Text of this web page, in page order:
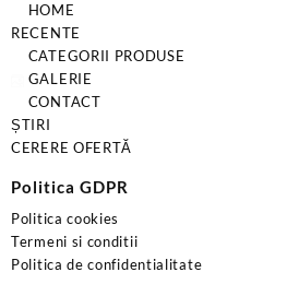
HOME
RECENTE
CATEGORII PRODUSE
GALERIE
CONTACT
ȘTIRI
CERERE OFERTĂ
Politica GDPR
Politica cookies
Termeni si conditii
Politica de confidentialitate